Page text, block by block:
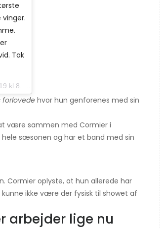
vinger.
Tak
PST
forlovede hvor hun genforenes med sin
være sammen med Cormier i
sæsonen og har et band med sin
Cormier oplyste, at hun allerede har
ikke være der fysisk til showet af
arbejder lige nu